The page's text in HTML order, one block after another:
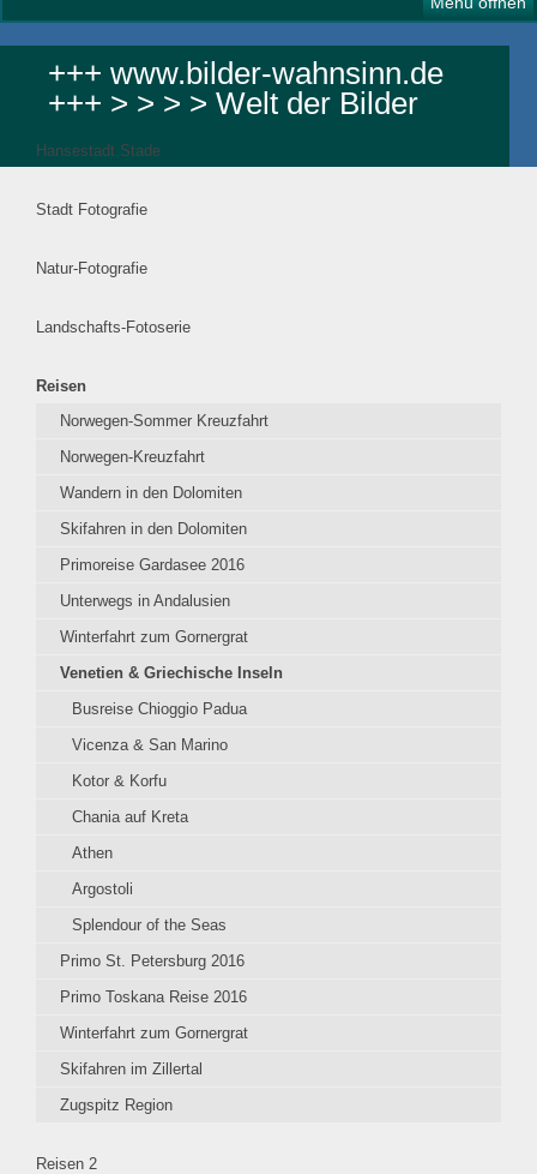
+++ www.bilder-wahnsinn.de
+++ > > > > Welt der Bilder
Hansestadt Stade
Stadt Fotografie
Natur-Fotografie
Landschafts-Fotoserie
Reisen
Norwegen-Sommer Kreuzfahrt
Norwegen-Kreuzfahrt
Wandern in den Dolomiten
Skifahren in den Dolomiten
Primoreise Gardasee 2016
Unterwegs in Andalusien
Winterfahrt zum Gornergrat
Venetien & Griechische Inseln
Busreise Chioggio Padua
Vicenza & San Marino
Kotor & Korfu
Chania auf Kreta
Athen
Argostoli
Splendour of the Seas
Primo St. Petersburg 2016
Primo Toskana Reise 2016
Winterfahrt zum Gornergrat
Skifahren im Zillertal
Zugspitz Region
Reisen 2